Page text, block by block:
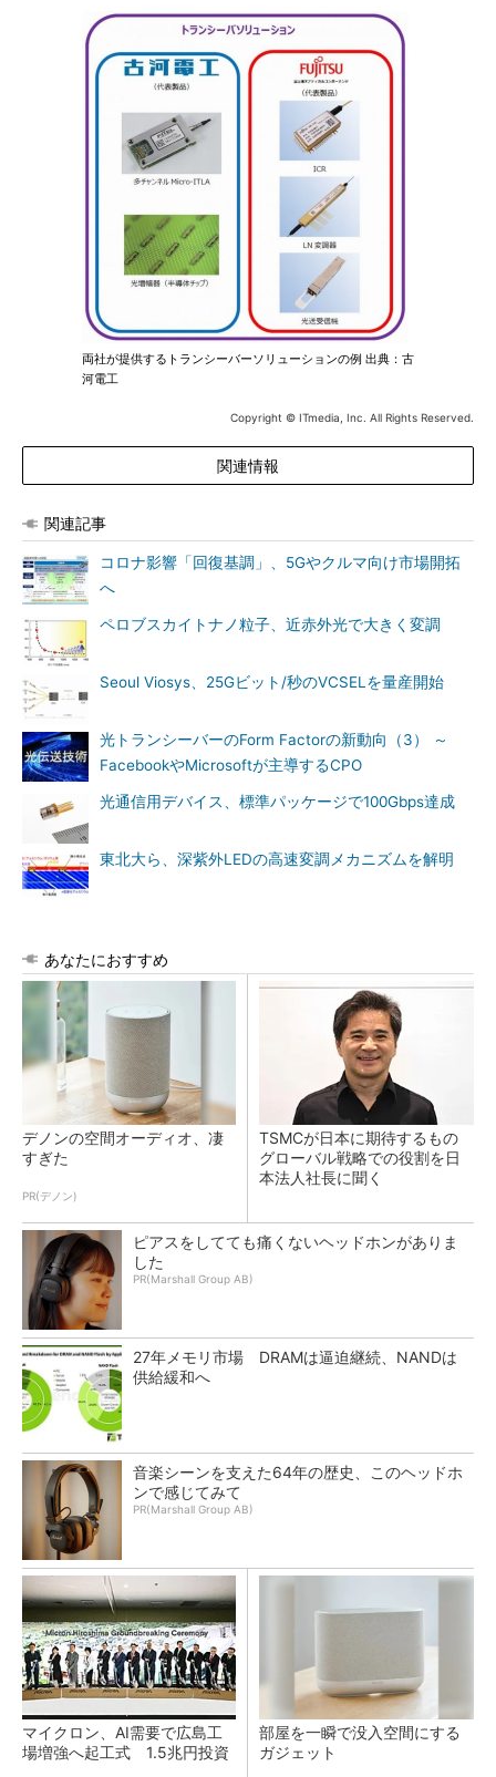
両社が提供するトランシーバーソリューションの例 出典：古
河電工
Copyright © ITmedia, Inc. All Rights Reserved.
関連情報
関連記事
コロナ影響「回復基調」、5Gやクルマ向け市場開拓
へ
ペロブスカイトナノ粒子、近赤外光で大きく変調
Seoul Viosys、25Gビット/秒のVCSELを量産開始
光トランシーバーのForm Factorの新動向（3） ～
FacebookやMicrosoftが主導するCPO
光通信用デバイス、標準パッケージで100Gbps達成
東北大ら、深紫外LEDの高速変調メカニズムを解明
あなたにおすすめ
デノンの空間オーディオ、凄
すぎた
PR(デノン)
TSMCが日本に期待するもの
グローバル戦略での役割を日
本法人社長に聞く
ピアスをしてても痛くないヘッドホンがありま
した
PR(Marshall Group AB)
27年メモリ市場 DRAMは逼迫継続、NANDは
供給緩和へ
音楽シーンを支えた64年の歴史、このヘッドホ
ンで感じてみて
PR(Marshall Group AB)
マイクロン、AI需要で広島工
場増強へ起工式 1.5兆円投資
部屋を一瞬で没入空間にする
ガジェット